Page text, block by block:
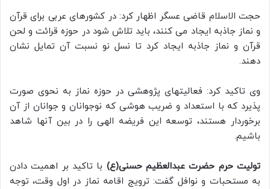
حجت الاسلام قاضی عسگر اظهار کرد: در کشورهای عربی برای قرآن
و نماز جاذبه ایجاد می کنند، باید تلاش شود در حوزه قرائت و لحن
قرآن و نماز جاذبه ایجاد کرد تا نسل نو نسبت آن تمایل نشان
دهند.
وی تاکید کرد: فعالیتهای پژوهشی در حوزه نماز به نحوی صورت
پذیرد که با استعداد و ضریب هوشی که نوجوانان و جوانان از آن
برخوردار هستند، توسعه این فریضه الهی را در بین آنها شاهد
باشیم.
تولیت حرم حضرت عبدالعظیم حسنی(ع) با تاکید بر اهمیت دادن
به مستحبات و نوافل گفت: ترویج اقامه نماز در اول وقت، توجه